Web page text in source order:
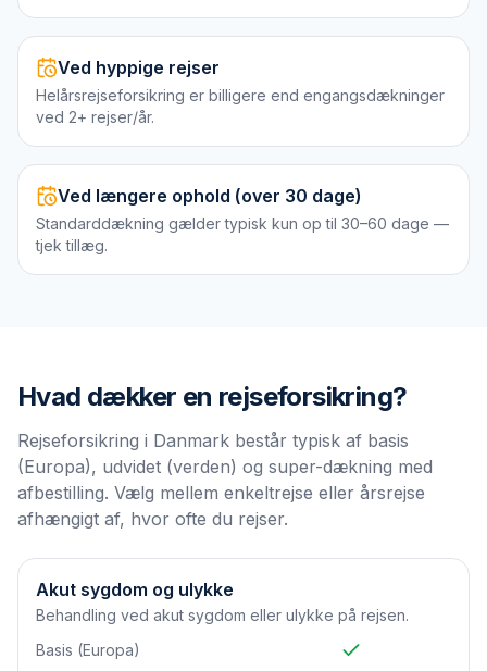
Ved hyppige rejser
Helårsrejseforsikring er billigere end engangsdækninger
ved 2+ rejser/år.
Ved længere ophold (over 30 dage)
Standarddækning gælder typisk kun op til 30–60 dage —
tjek tillæg.
Hvad dækker en rejseforsikring?
Rejseforsikring i Danmark består typisk af basis
(Europa), udvidet (verden) og super-dækning med
afbestilling. Vælg mellem enkeltrejse eller årsrejse
afhængigt af, hvor ofte du rejser.
Akut sygdom og ulykke
Behandling ved akut sygdom eller ulykke på rejsen.
Basis (Europa)